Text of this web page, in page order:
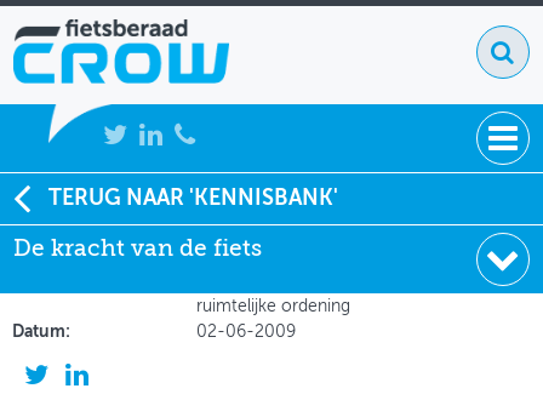
NIEUWS
BIJEENKOMSTEN
KENNISBANK
TERUG NAAR 'KENNISBANK'
De kracht van de fiets
Soort:
Onderzoeksrapporten
Auteur:
Hugo Kampen en Wilbert Wentink
ruimtelijke ordening
Datum:
02-06-2009